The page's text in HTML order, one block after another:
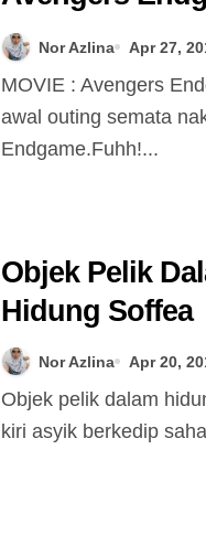
Nor Azlina Apr 27,
MOVIE : Avengers Endgame | Hari ni,memang
awal outing semata
Endgame.Fuhh!...
Objek Pelik
Hidung Soffea
Nor Azlina Apr 20,
Objek pelik dalam hidung Soffea | Patutlah mata
kiri asyik berkedip